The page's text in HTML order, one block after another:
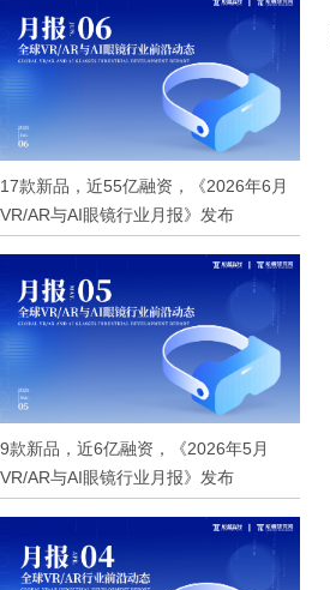
17款新品，近55亿融资，《2026年6月
VR/AR与AI眼镜行业月报》发布
9款新品，近6亿融资，《2026年5月
VR/AR与AI眼镜行业月报》发布